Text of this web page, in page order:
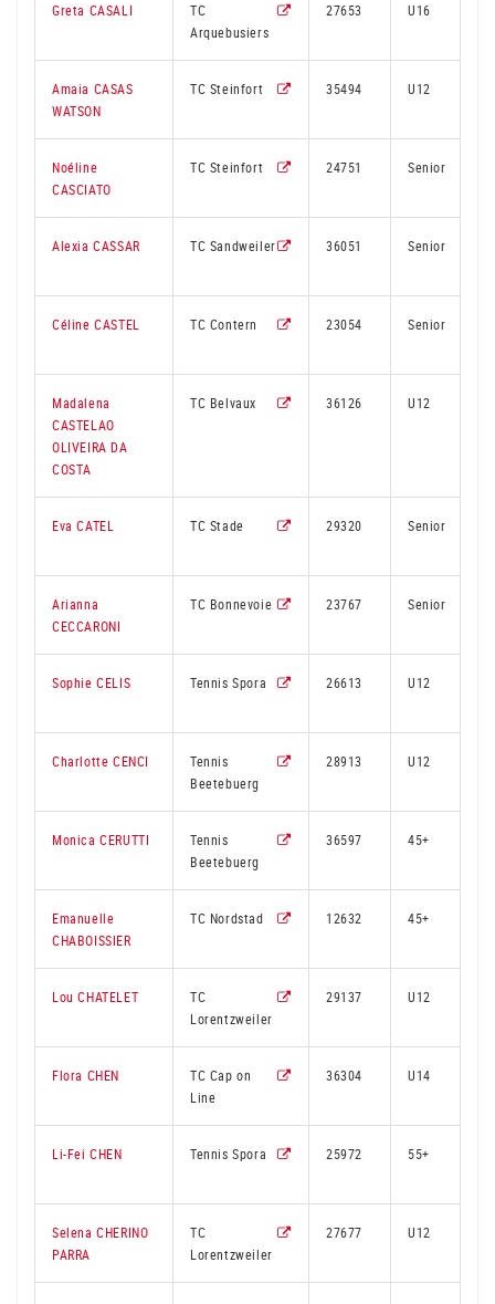
Greta CASALI
TC
Arquebusiers
27653 U16
Amaia CASAS
WATSON
TC Steinfort 35494 U12
Noéline
CASCIATO
TC Steinfort 24751 Senior
Alexia CASSAR TC Sandweiler 36051 Senior
Céline CASTEL TC Contern 23054 Senior
Madalena
CASTELAO
OLIVEIRA DA
COSTA
TC Belvaux 36126 U12
Eva CATEL TC Stade 29320 Senior
Arianna
CECCARONI
TC Bonnevoie 23767 Senior
Sophie CELIS Tennis Spora 26613 U12
Charlotte CENCI
Tennis
Beetebuerg
28913 U12
Monica CERUTTI
Tennis
Beetebuerg
36597 45+
Emanuelle
CHABOISSIER
TC Nordstad 12632 45+
Lou CHATELET
TC
Lorentzweiler
29137 U12
Flora CHEN
TC Cap on
Line
36304 U14
Li-Fei CHEN Tennis Spora 25972 55+
Selena CHERINO
PARRA
TC
Lorentzweiler
27677 U12